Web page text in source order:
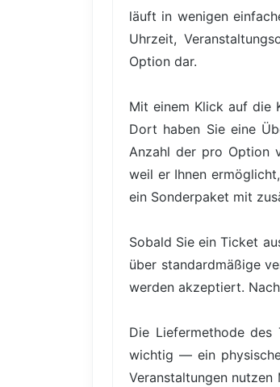
läuft in wenigen
Uhrzeit,
Option dar.
Mit einem Klick auf die
Dort haben Sie eine
Anzahl der pro Option
weil er Ihnen
ein Sonderpaket mit
Sobald Sie ein Ticket
über standardmäßige
werden akzeptiert.
Die Liefermethode
wichtig — ein
Veranstaltungen